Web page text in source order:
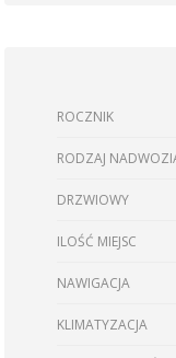
ROCZNIK
RODZAJ
DRZWIOWY
ILOŚĆ MIEJSC
NAWIGACJA
KLIMATYZACJA